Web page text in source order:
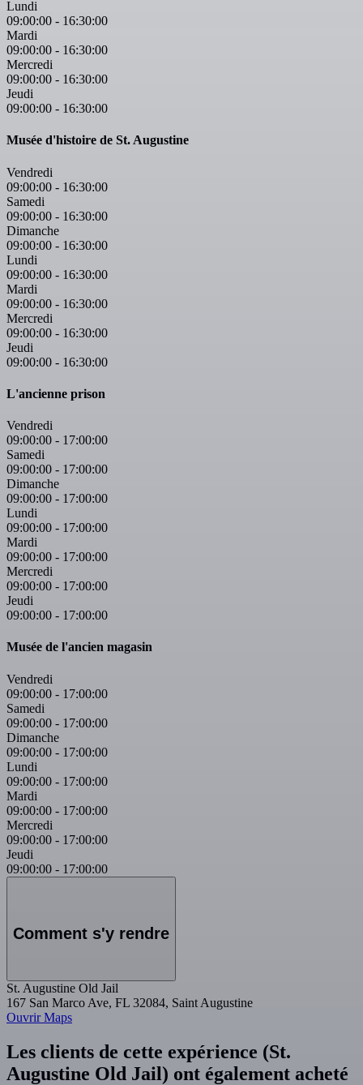
Lundi
09:00:00 - 16:30:00
Mardi
09:00:00 - 16:30:00
Mercredi
09:00:00 - 16:30:00
Jeudi
09:00:00 - 16:30:00
Musée d'histoire de St. Augustine
Vendredi
09:00:00 - 16:30:00
Samedi
09:00:00 - 16:30:00
Dimanche
09:00:00 - 16:30:00
Lundi
09:00:00 - 16:30:00
Mardi
09:00:00 - 16:30:00
Mercredi
09:00:00 - 16:30:00
Jeudi
09:00:00 - 16:30:00
L'ancienne prison
Vendredi
09:00:00 - 17:00:00
Samedi
09:00:00 - 17:00:00
Dimanche
09:00:00 - 17:00:00
Lundi
09:00:00 - 17:00:00
Mardi
09:00:00 - 17:00:00
Mercredi
09:00:00 - 17:00:00
Jeudi
09:00:00 - 17:00:00
Musée de l'ancien magasin
Vendredi
09:00:00 - 17:00:00
Samedi
09:00:00 - 17:00:00
Dimanche
09:00:00 - 17:00:00
Lundi
09:00:00 - 17:00:00
Mardi
09:00:00 - 17:00:00
Mercredi
09:00:00 - 17:00:00
Jeudi
09:00:00 - 17:00:00
Comment s'y rendre
St. Augustine Old Jail
167 San Marco Ave, FL 32084, Saint Augustine
Ouvrir Maps
Les clients de cette expérience (St.
Augustine Old Jail) ont également acheté